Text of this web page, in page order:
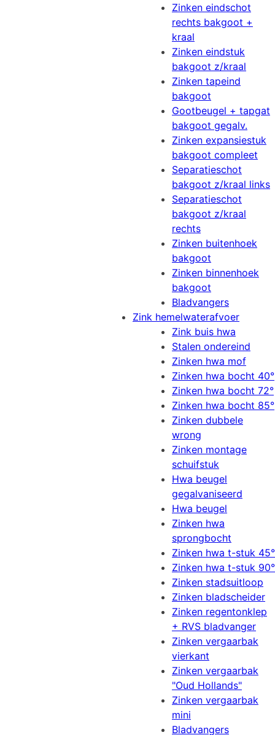
Zinken eindschot
rechts bakgoot +
kraal
Zinken eindstuk
bakgoot z/kraal
Zinken tapeind
bakgoot
Gootbeugel + tapgat
bakgoot gegalv.
Zinken expansiestuk
bakgoot compleet
Separatieschot
bakgoot z/kraal links
Separatieschot
bakgoot z/kraal
rechts
Zinken buitenhoek
bakgoot
Zinken binnenhoek
bakgoot
Bladvangers
Zink hemelwaterafvoer
Zink buis hwa
Stalen ondereind
Zinken hwa mof
Zinken hwa bocht 40°
Zinken hwa bocht 72°
Zinken hwa bocht 85°
Zinken dubbele
wrong
Zinken montage
schuifstuk
Hwa beugel
gegalvaniseerd
Hwa beugel
Zinken hwa
sprongbocht
Zinken hwa t-stuk 45°
Zinken hwa t-stuk 90°
Zinken stadsuitloop
Zinken bladscheider
Zinken regentonklep
+ RVS bladvanger
Zinken vergaarbak
vierkant
Zinken vergaarbak
"Oud Hollands"
Zinken vergaarbak
mini
Bladvangers